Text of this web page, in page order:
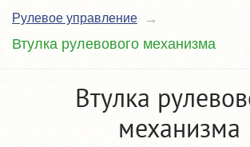
Рулевое управление
Втулка рулевового механизма
Втулка
механизма